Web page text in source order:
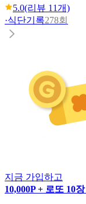
5.0(리뷰 11개)
·식단기록278회
지금 가입하고
10,000P + 로또 10장